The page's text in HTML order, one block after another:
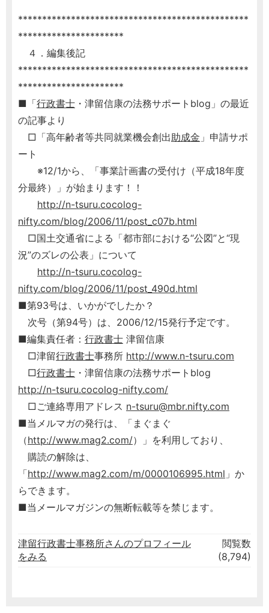
************************************************
**********************
４．編集後記
************************************************
**********************
■「行政書士 ・津留信康の法務サポートblog」の最近
の記事より
□「高年齢者等共同就業機会創出助成金 」申請サポ
ート
※12/1から、「事業計画書の受付け（平成18年度
分最終）」が始まります！！
http://n-tsuru.cocolog-
nifty.com/blog/2006/11/post_c07b.html
□国土交通省による「都市部における“公図”と“現
況”のズレの公表」について
http://n-tsuru.cocolog-
nifty.com/blog/2006/11/post_490d.html
■第93号は、いかがでしたか？
次号（第94号）は、2006/12/15発行予定です。
■編集責任者： 行政書士 津留信康
□津留行政書士事務所 http://www.n-tsuru.com
□行政書士 ・津留信康の法務サポートblog
http://n-tsuru.cocolog-nifty.com/
□ご連絡専用アドレス n-tsuru@mbr.nifty.com
■当メルマガの発行は、「まぐまぐ
（http://www.mag2.com/）」を利用しており、
購読の解除は、
「http://www.mag2.com/m/0000106995.html 」か
らできます。
■当メールマガジンの無断転載等を禁じます。
津留行政書士事務所さんのプロフィール
をみる
閲覧数
(8,794)